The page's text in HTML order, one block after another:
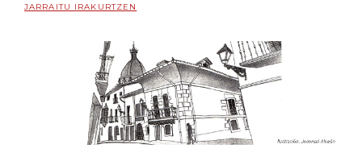
JARRAITU IRAKURTZEN